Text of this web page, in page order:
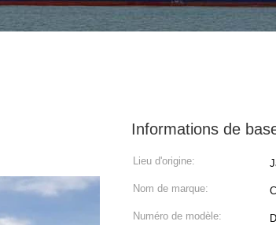
Informations de
Lieu d'origine:
Nom de marque:
Numéro de modèle: